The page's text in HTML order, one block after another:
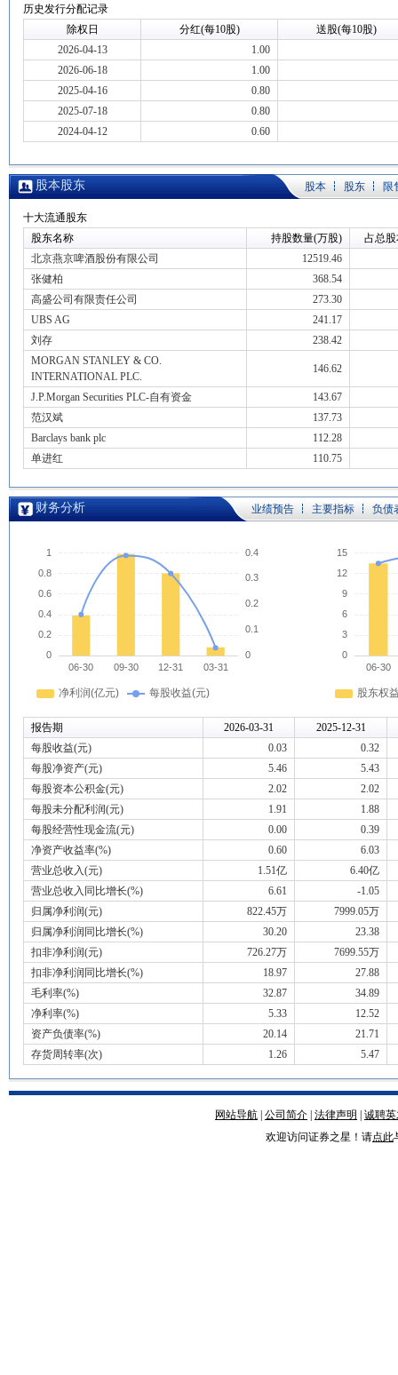
历史发行分配记录
除权日
分红(每10股)
送股(每10股)
2026-04-13
1.00
2026-06-18
1.00
2025-04-16
0.80
2025-07-18
0.80
2024-04-12
0.60
股本股东 股本 股东 限
十大流通股东
股东名称
持股数量(万股)
占总
北京燕京啤酒股份有限公司
12519.46
张健柏
368.54
高盛公司有限责任公司
273.30
UBS AG
241.17
刘存
238.42
MORGAN STANLEY & CO.
INTERNATIONAL PLC.
146.62
J.P.Morgan Securities PLC-自有资金
143.67
范汉斌
137.73
Barclays bank plc
112.28
单进红
110.75
财务分析 业绩预告 主要指标 负债
报告期 2026-03-31
2025-12-31
每股收益(元)
0.03
0.32
每股净资产(元)
5.46
5.43
每股资本公积金(元)
2.02
2.02
每股未分配利润(元)
1.91
1.88
每股经营性现金流(元)
0.00
0.39
净资产收益率(%)
0.60
6.03
营业总收入(元)
1.51亿
6.40亿
营业总收入同比增长(%)
6.61
-1.05
归属净利润(元)
822.45万
7999.05万
归属净利润同比增长(%)
30.20
23.38
扣非净利润(元)
726.27万
7699.55万
扣非净利润同比增长(%)
18.97
27.88
毛利率(%)
32.87
34.89
净利率(%)
5.33
12.52
资产负债率(%)
20.14
21.71
存货周转率(次)
1.26 5.47
网站导航 公司简介 法律声明
诚聘
欢迎访问证券之星！请点此